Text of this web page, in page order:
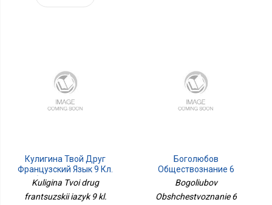
Кулигина Твой Друг
Французский Язык 9 Кл.
Учебник Приложение 2
Kuligina Tvoi drug
frantsuzskii iazyk 9 kl.
Боголюбов
Обществознание 6
Кл.ФП2022 Просв.
Bogoliubov
Obshchestvoznanie 6